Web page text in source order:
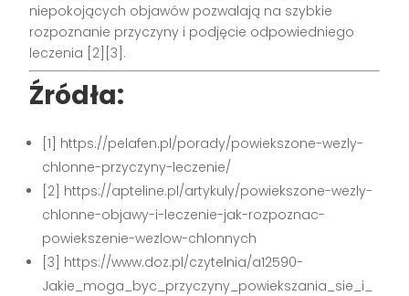
niepokojących objawów pozwalają na szybkie
rozpoznanie przyczyny i podjęcie odpowiedniego
leczenia [2][3] .
Źródła:
[1] https://pelafen.pl/porady/powiekszone-wezly-
chlonne-przyczyny-leczenie/
[2] https://apteline.pl/artykuly/powiekszone-wezly-
chlonne-objawy-i-leczenie-jak-rozpoznac-
powiekszenie-wezlow-chlonnych
[3] https://www.doz.pl/czytelnia/a12590-
Jakie_moga_byc_przyczyny_powiekszania_sie_i_